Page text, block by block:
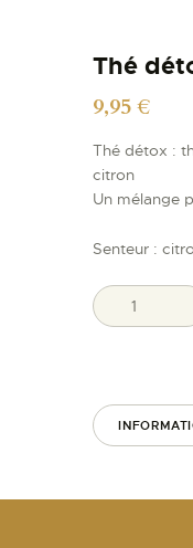
Thé
9,95€
Thé détox :
citron
Un mélange
Senteur :